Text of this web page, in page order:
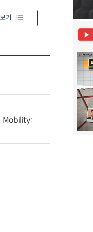
기
Mobility: